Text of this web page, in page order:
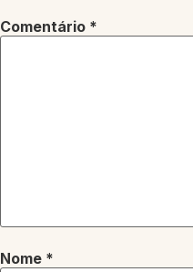
Comentário *
Nome *